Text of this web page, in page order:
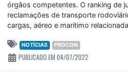
órgãos competentes. O ranking de
reclamações de transporte
cargas, aéreo e marítimo
NOTÍCIAS PROCON
PUBLICADO EM 04/07/2022